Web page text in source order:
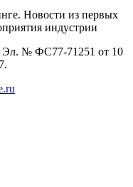
Новости из первых
индустрии
Эл. № ФС77-71251 от 10